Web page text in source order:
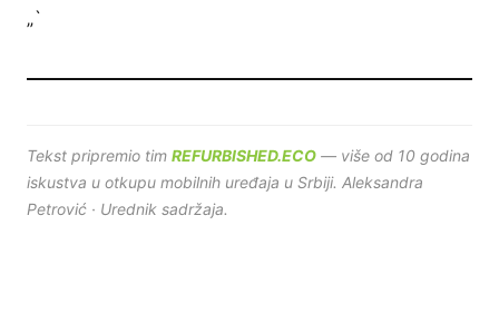
„`
Tekst pripremio tim REFURBISHED.ECO — više od 10 godina
iskustva u otkupu mobilnih uređaja u Srbiji. Aleksandra
Petrović · Urednik sadržaja.